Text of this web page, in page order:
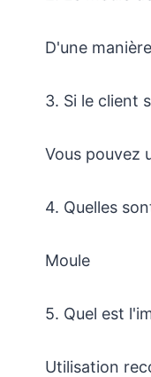
D'une
3. Si le client
Vous pouvez
4. Quelles
Moule
5. Quel est
Utilisation